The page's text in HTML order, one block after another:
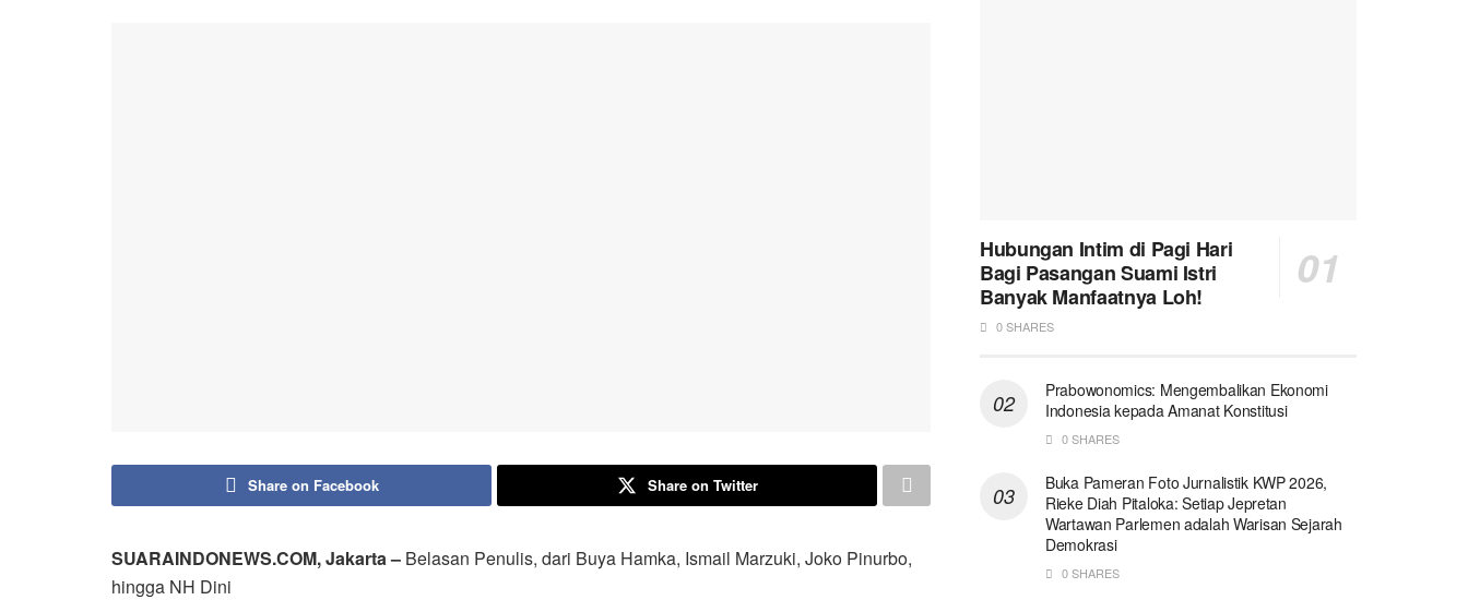
Share on Facebook Share on Twitter
SUARAINDONEWS.COM, Jakarta – Belasan Penulis, dari Buya Hamka, Ismail Marzuki, Joko Pinurbo,
hingga NH Dini
Hubungan Intim di Pagi Hari
Bagi Pasangan Suami Istri
Banyak Manfaatnya Loh!
0 SHARES
Prabowonomics: Mengembalikan Ekonomi
Indonesia kepada Amanat Konstitusi
0 SHARES
Buka Pameran Foto Jurnalistik KWP 2026,
Rieke Diah Pitaloka: Setiap Jepretan
Wartawan Parlemen adalah Warisan Sejarah
Demokrasi
0 SHARES